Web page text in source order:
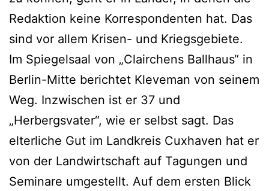
Redaktion keine Korrespondenten hat. Das
sind vor allem Krisen- und Kriegsgebiete.
Im Spiegelsaal von „Clairchens Ballhaus“ in
Berlin-Mitte berichtet Kleveman von seinem
Weg. Inzwischen ist er 37 und
„Herbergsvater“, wie er selbst sagt. Das
elterliche Gut im Landkreis Cuxhaven hat er
von der Landwirtschaft auf Tagungen und
Seminare umgestellt. Auf dem ersten Blick